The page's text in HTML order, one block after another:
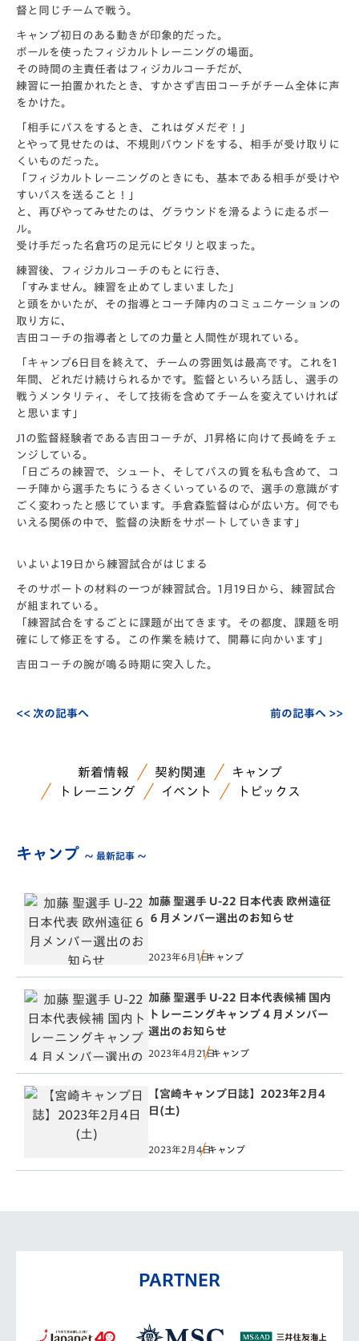
督と同じチームで戦う。
キャンプ初日のある動きが印象的だった。
ボールを使ったフィジカルトレーニングの場面。
その時間の主責任者はフィジカルコーチだが、
練習に一拍置かれたとき、 すかさず吉田コーチがチーム全体に声
をかけた。
「相手にパスをするとき、これはダメだぞ！」
とやって見せたのは、不規則バウンドをする、 相手が受け取りに
くいものだった。
「フィジカルトレーニングのときにも、 基本である相手が受けや
すいパスを送ること！」
と、再びやってみせたのは、グラウンドを滑るように走るボー
ル。
受け手だった名倉巧の足元にピタリと収まった。
練習後、フィジカルコーチのもとに行き、
「すみません。練習を止めてしまいました」
と頭をかいたが、 その指導とコーチ陣内のコミュニケーションの
取り方に、
吉田コーチの指導者としての力量と人間性が現れている。
「キャンプ6日目を終えて、チームの雰囲気は最高です。
これを1
年間、どれだけ続けられるかです。監督といろいろ話し、 選手の
戦うメンタリティ、 そして技術を含めてチームを変えていければ
と思います」
J1の監督経験者である吉田コーチが、 J1昇格に向けて長崎をチェ
ンジしている。
「日ごろの練習で、シュート、そしてパスの質を私も含めて、
コ
ーチ陣から選手たちにうるさくいっているので、 選手の意識がす
ごく変わったと感じています。 手倉森監督は心が広い方。何でも
いえる関係の中で、 監督の決断をサポートしていきます」
いよいよ19日から練習試合がはじまる
そのサポートの材料の一つが練習試合。1月19日から、練習試合
が組まれている。
「練習試合をするごとに課題が出てきます。その都度、 課題を明
確にして修正をする。この作業を続けて、
開幕に向かいます」
吉田コーチの腕が鳴る時期に突入した。
<< 次の記事へ 前の記事へ >>
新着情報 契約関連
キャンプ
トレーニング
イベント トピックス
キャンプ ～ 最新記事 ～
加藤 聖選手 U-22 日本代表 欧州遠征
６月メンバー選出のお知らせ
2023年6月1日キャンプ
加藤 聖選手 U-22 日本代表候補 国内
トレーニングキャンプ 4 月メンバー
選出のお知らせ
2023年4月21日キャンプ
【宮崎キャンプ日誌】2023年2月4
日(土)
2023年2月4日キャンプ
PARTNER